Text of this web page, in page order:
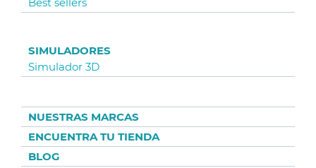
SIMULADORES
Simulador 3D
NUESTRAS MARCAS
ENCUENTRA TU TIENDA
BLOG